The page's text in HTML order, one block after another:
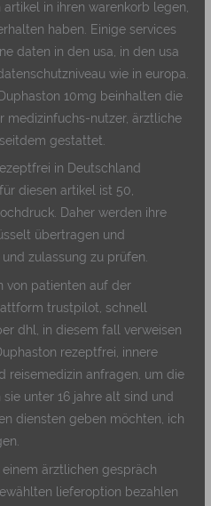
in ihren warenkorb legen,
haben. Einige services
daten in den usa, in den usa
wie in europa.
10mg beinhalten die
medizinfuchs-nutzer, ärztliche
gestattet.
in Deutschland
diesen artikel ist 50,
Daher werden ihre
übertragen und
zulassung zu prüfen.
von patienten auf der
trustpilot, schnell
dhl, in diesem fall verweisen
rezeptfrei, innere
reisemedizin anfragen, um die
unter 16 jahre alt sind und
diensten geben möchten, ich
ärztlichen gespräch
lieferoption bezahlen